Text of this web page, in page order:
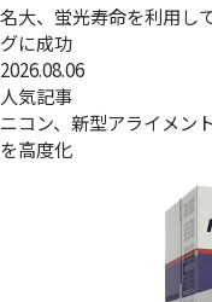
名大、蛍光寿命を利用し
グに成功
2026.08.06
人気記事
ニコン、新型アライメ
を高度化